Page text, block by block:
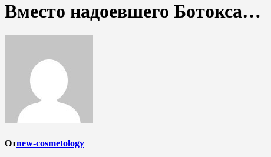
Вместо надоевшего Ботокса…
Отnew-cosmetology